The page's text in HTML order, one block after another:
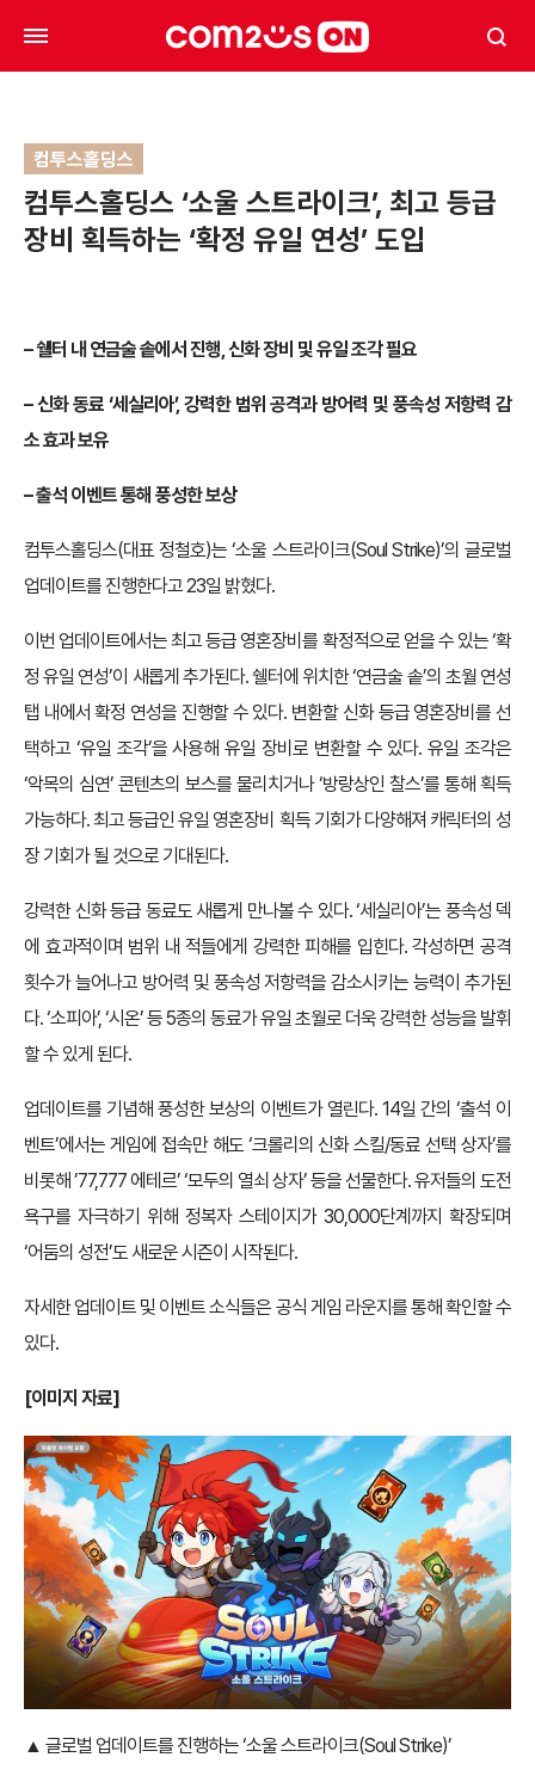
컴투스홀딩스
컴투스홀딩스 ‘소울 스트라이크’, 최고 등급
장비 획득하는 ‘확정 유일 연성’ 도입
–쉘터 내 연금술 솥에서 진행, 신화 장비 및 유일 조각 필요
–신화 동료 ‘세실리아’, 강력한 범위 공격과 방어력 및 풍속성 저항력 감
소 효과 보유
–출석 이벤트 통해 풍성한 보상
컴투스홀딩스(대표 정철호)는 ‘소울 스트라이크(Soul Strike)’의 글로벌
업데이트를 진행한다고 23일 밝혔다.
이번 업데이트에서는 최고 등급 영혼장비를 확정적으로 얻을 수 있는 ‘확
정 유일 연성’이 새롭게 추가된다. 쉘터에 위치한 ‘연금술 솥’의 초월 연성
탭 내에서 확정 연성을 진행할 수 있다. 변환할 신화 등급 영혼장비를 선
택하고 ‘유일 조각’을 사용해 유일 장비로 변환할 수 있다. 유일 조각은
‘악목의 심연’ 콘텐츠의 보스를 물리치거나 ‘방랑상인 찰스’를 통해 획득
가능하다. 최고 등급인 유일 영혼장비 획득 기회가 다양해져 캐릭터의 성
장 기회가 될 것으로 기대된다.
강력한 신화 등급 동료도 새롭게 만나볼 수 있다. ‘세실리아’는 풍속성 덱
에 효과적이며 범위 내 적들에게 강력한 피해를 입힌다. 각성하면 공격
횟수가 늘어나고 방어력 및 풍속성 저항력을 감소시키는 능력이 추가된
다. ‘소피아’, ‘시온’ 등 5종의 동료가 유일 초월로 더욱 강력한 성능을 발휘
할 수 있게 된다.
업데이트를 기념해 풍성한 보상의 이벤트가 열린다. 14일 간의 ‘출석 이
벤트’에서는 게임에 접속만 해도 ‘크롤리의 신화 스킬/동료 선택 상자’를
비롯해 ’77,777 에테르’ ‘모두의 열쇠 상자’ 등을 선물한다. 유저들의 도전
욕구를 자극하기 위해 정복자 스테이지가 30,000단계까지 확장되며
‘어둠의 성전’도 새로운 시즌이 시작된다.
자세한 업데이트 및 이벤트 소식들은 공식 게임 라운지를 통해 확인할 수
있다.
[이미지 자료]
▲ 글로벌 업데이트를 진행하는 ‘소울 스트라이크(Soul Strike)’